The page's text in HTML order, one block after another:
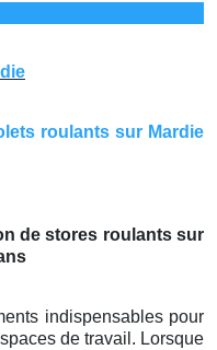
roulants sur Mardie
de stores roulants sur
indispensables pour
de travail. Lorsque